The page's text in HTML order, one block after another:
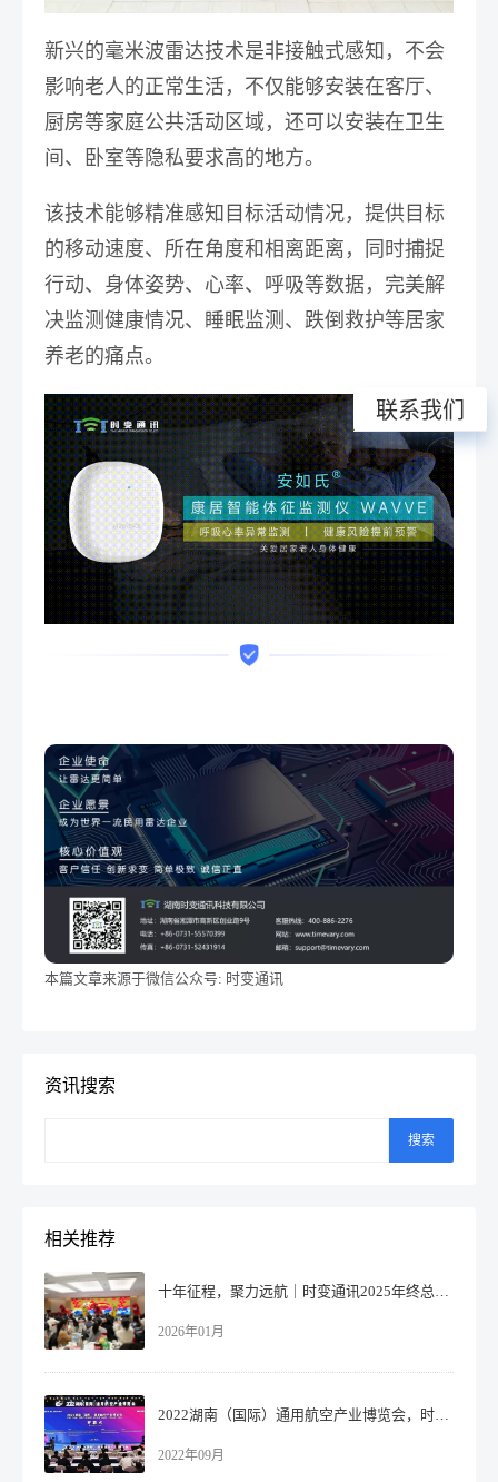
新兴的毫米波雷达技术是非接触式感知，不会
影响老人的正常生活，不仅能够安装在客厅、
厨房等家庭公共活动区域，还可以安装在卫生
间、卧室等隐私要求高的地方。
该技术能够精准感知目标活动情况，提供目标
的移动速度、所在角度和相离距离，
同时捕捉
行动、身体姿势、心率、呼吸等数据，完美解
决监测健康情况、睡眠监测、跌倒救护等居家
养老的痛点。
本篇文章来源于微信公众号: 时变通讯
资讯搜索
搜索
相关推荐
2026年01月
2022年09月
联系我们